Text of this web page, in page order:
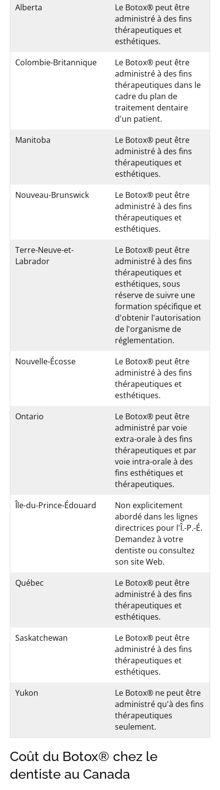
Alberta
Le Botox® peut être
administré à des fins
thérapeutiques et
esthétiques.
Colombie-Britannique
Le Botox® peut être
administré à des fins
thérapeutiques dans le
cadre du plan de
traitement dentaire
d'un patient.
Manitoba
Le Botox® peut être
administré à des fins
thérapeutiques et
esthétiques.
Nouveau-Brunswick
Le Botox® peut être
administré à des fins
thérapeutiques et
esthétiques.
Terre-Neuve-et-
Labrador
Le Botox® peut être
administré à des fins
thérapeutiques et
esthétiques, sous
réserve de suivre une
formation spécifique et
d'obtenir l'autorisation
de l'organisme de
réglementation.
Nouvelle-Écosse
Le Botox® peut être
administré à des fins
thérapeutiques et
esthétiques.
Ontario
Le Botox® peut être
administré par voie
extra-orale à des fins
thérapeutiques et par
voie intra-orale à des
fins esthétiques et
thérapeutiques.
Île-du-Prince-Édouard
Non explicitement
abordé dans les lignes
directrices pour l'Î.-P.-É.
Demandez à votre
dentiste ou consultez
son site Web.
Québec
Le Botox® peut être
administré à des fins
thérapeutiques et
esthétiques.
Saskatchewan
Le Botox® peut être
administré à des fins
thérapeutiques et
esthétiques.
Yukon
Le Botox® ne peut être
administré qu'à des fins
thérapeutiques
seulement.
Coût du Botox® chez le
dentiste au Canada